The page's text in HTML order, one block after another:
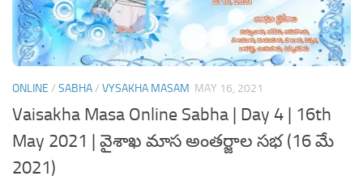
ONLINE / SABHA/ VYSAKHA MASAM MAY 16, 2021
Vaisakha Masa Online Sabha | Day 4 | 16th
May 2021 | వైశాఖ మాస అంతర్జాల సభ (16 మే
2021)